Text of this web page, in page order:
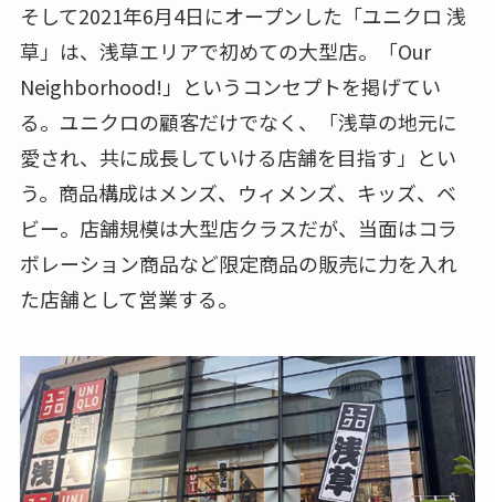
そして2021年6月4日にオープンした「ユニクロ 浅
草」は、浅草エリアで初めての大型店。「Our
Neighborhood!」というコンセプトを掲げてい
る。ユニクロの顧客だけでなく、「浅草の地元に
愛され、共に成長していける店舗を目指す」とい
う。商品構成はメンズ、ウィメンズ、キッズ、ベ
ビー。店舗規模は大型店クラスだが、当面はコラ
ボレーション商品など限定商品の販売に力を入れ
た店舗として営業する。